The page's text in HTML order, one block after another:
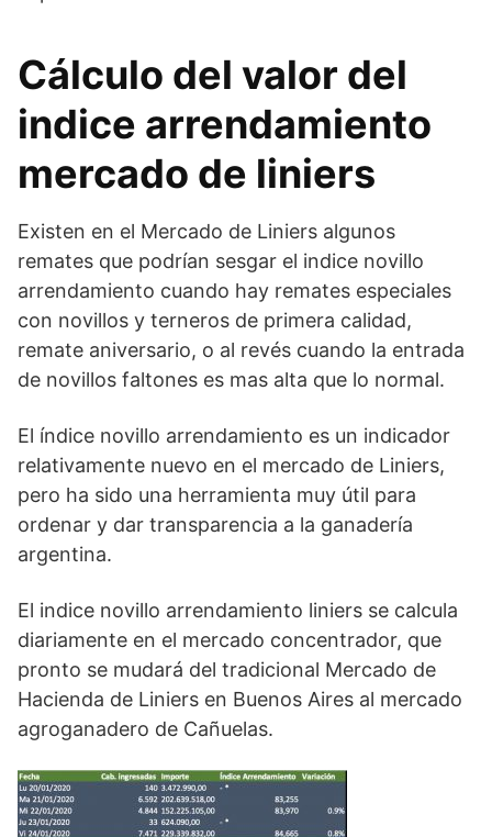
Cálculo del valor del
indice arrendamiento
mercado de liniers
Existen en el Mercado de Liniers algunos
remates que podrían sesgar el indice novillo
arrendamiento cuando hay remates especiales
con novillos y terneros de primera calidad,
remate aniversario, o al revés cuando la entrada
de novillos faltones es mas alta que lo normal.
El índice novillo arrendamiento es un indicador
relativamente nuevo en el mercado de Liniers,
pero ha sido una herramienta muy útil para
ordenar y dar transparencia a la ganadería
argentina.
El indice novillo arrendamiento liniers se calcula
diariamente en el mercado concentrador, que
pronto se mudará del tradicional Mercado de
Hacienda de Liniers en Buenos Aires al mercado
agroganadero de Cañuelas.